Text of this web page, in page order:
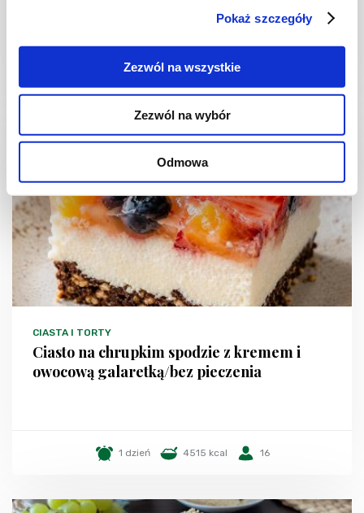
Pokaż szczegóły
Zezwól na wszystkie
Zezwól na wybór
Odmowa
2216 kcal
CIASTA I TORTY
Ciasto na chrupkim spodzie z kremem i
owocową galaretką/bez pieczenia
1 dzień 4515 kcal 16